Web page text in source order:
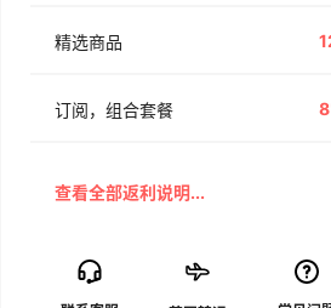
精选商品
订阅，组合套餐